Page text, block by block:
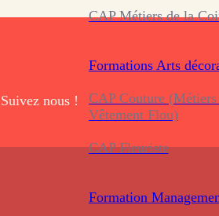
CAP Métiers de la
Formations Arts
CAP Couture
Vêtement Flou)
CAP Fleuriste
Formation
Suivez nous !